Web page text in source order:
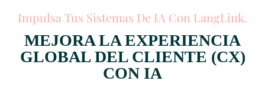
Impulsa Tus Sistemas De IA Con LangLink.
MEJORA LA EXPERIENCIA
GLOBAL DEL CLIENTE (CX)
CON IA